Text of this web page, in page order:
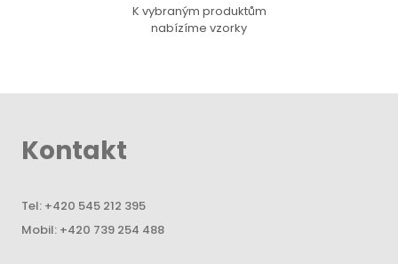
K vybraným produktům
nabízíme vzorky
Kontakt
Tel: +420 545 212 395
Mobil: +420 739 254 488